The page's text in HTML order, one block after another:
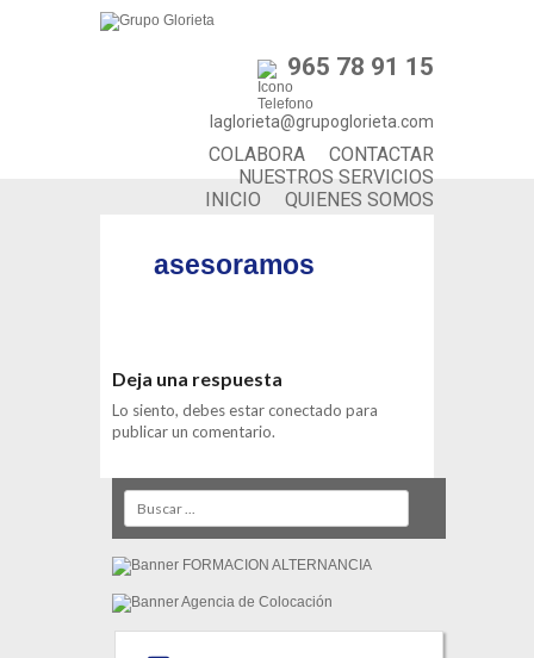
965 78 91 15
laglorieta@grupoglorieta.com
CONTACTAR
COLABORA
NUESTROS SERVICIOS
QUIENES SOMOS
INICIO
asesoramos
Deja una respuesta
Lo siento, debes estar conectado para
publicar un comentario.